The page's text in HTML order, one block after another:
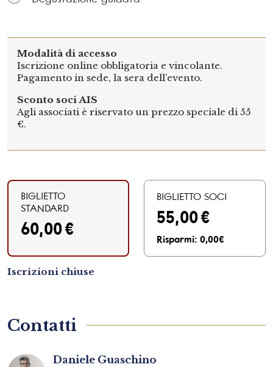
Modalità di accesso
Iscrizione online obbligatoria e vincolante.
Pagamento in sede, la sera dell’evento.
Sconto soci AIS
Agli associati è riservato un prezzo speciale di 55
€.
BIGLIETTO
STANDARD
60,00€
BIGLIETTO SOCI
55,00€
Risparmi: 0,00€
Iscrizioni chiuse
Contatti
Daniele Guaschino